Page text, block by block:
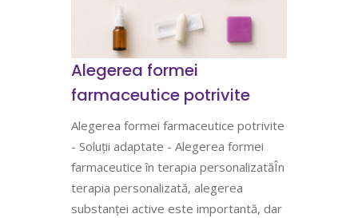
Alegerea formei
farmaceutice potrivite​
Alegerea formei farmaceutice potrivite
- Soluții adaptate - Alegerea formei
farmaceutice în terapia personalizatăÎn
terapia personalizată, alegerea
substanței active este importantă, dar